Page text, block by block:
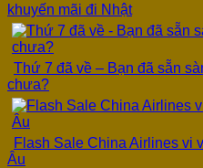
khuyến mãi đi Nhật
Thứ 7 đã về – Bạn đã sẵn
chưa?
Flash Sale China Airlines vi
Âu